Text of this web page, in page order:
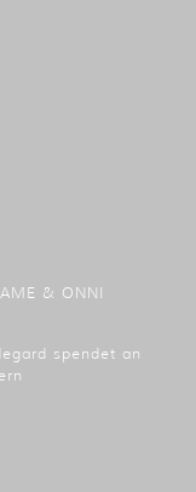
& ONNI
spendet an